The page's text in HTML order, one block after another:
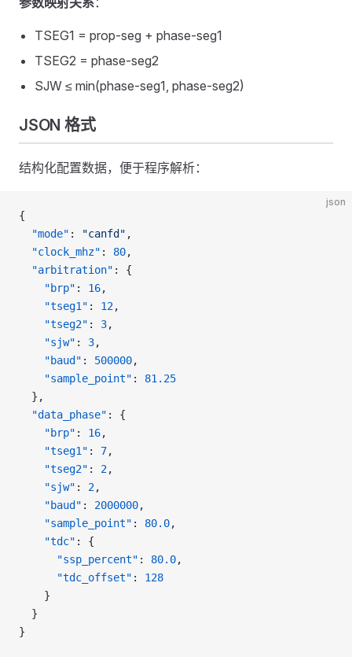
TSEG1 = prop-seg + phase-seg1
TSEG2 = phase-seg2
SJW ≤ min(phase-seg1, phase-seg2)
JSON 格式
结构化配置数据，便于程序解析：
json
{
  "mode"
: "canfd" ,
  "clock_mhz"
: 80,
  "arbitration"
: {
    "brp"
: 16,
    "tseg1"
: 12,
    "tseg2"
: 3,
    "sjw"
: 3,
    "baud"
: 500000,
    "sample_point"
: 81.25
  },
  "data_phase"
: {
    "brp"
: 16,
    "tseg1"
: 7,
    "tseg2"
: 2,
    "sjw"
: 2,
    "baud"
: 2000000,
    "sample_point"
: 80.0,
    "tdc"
: {
      "ssp_percent"
: 80.0,
      "tdc_offset"
: 128
    }
  }
}